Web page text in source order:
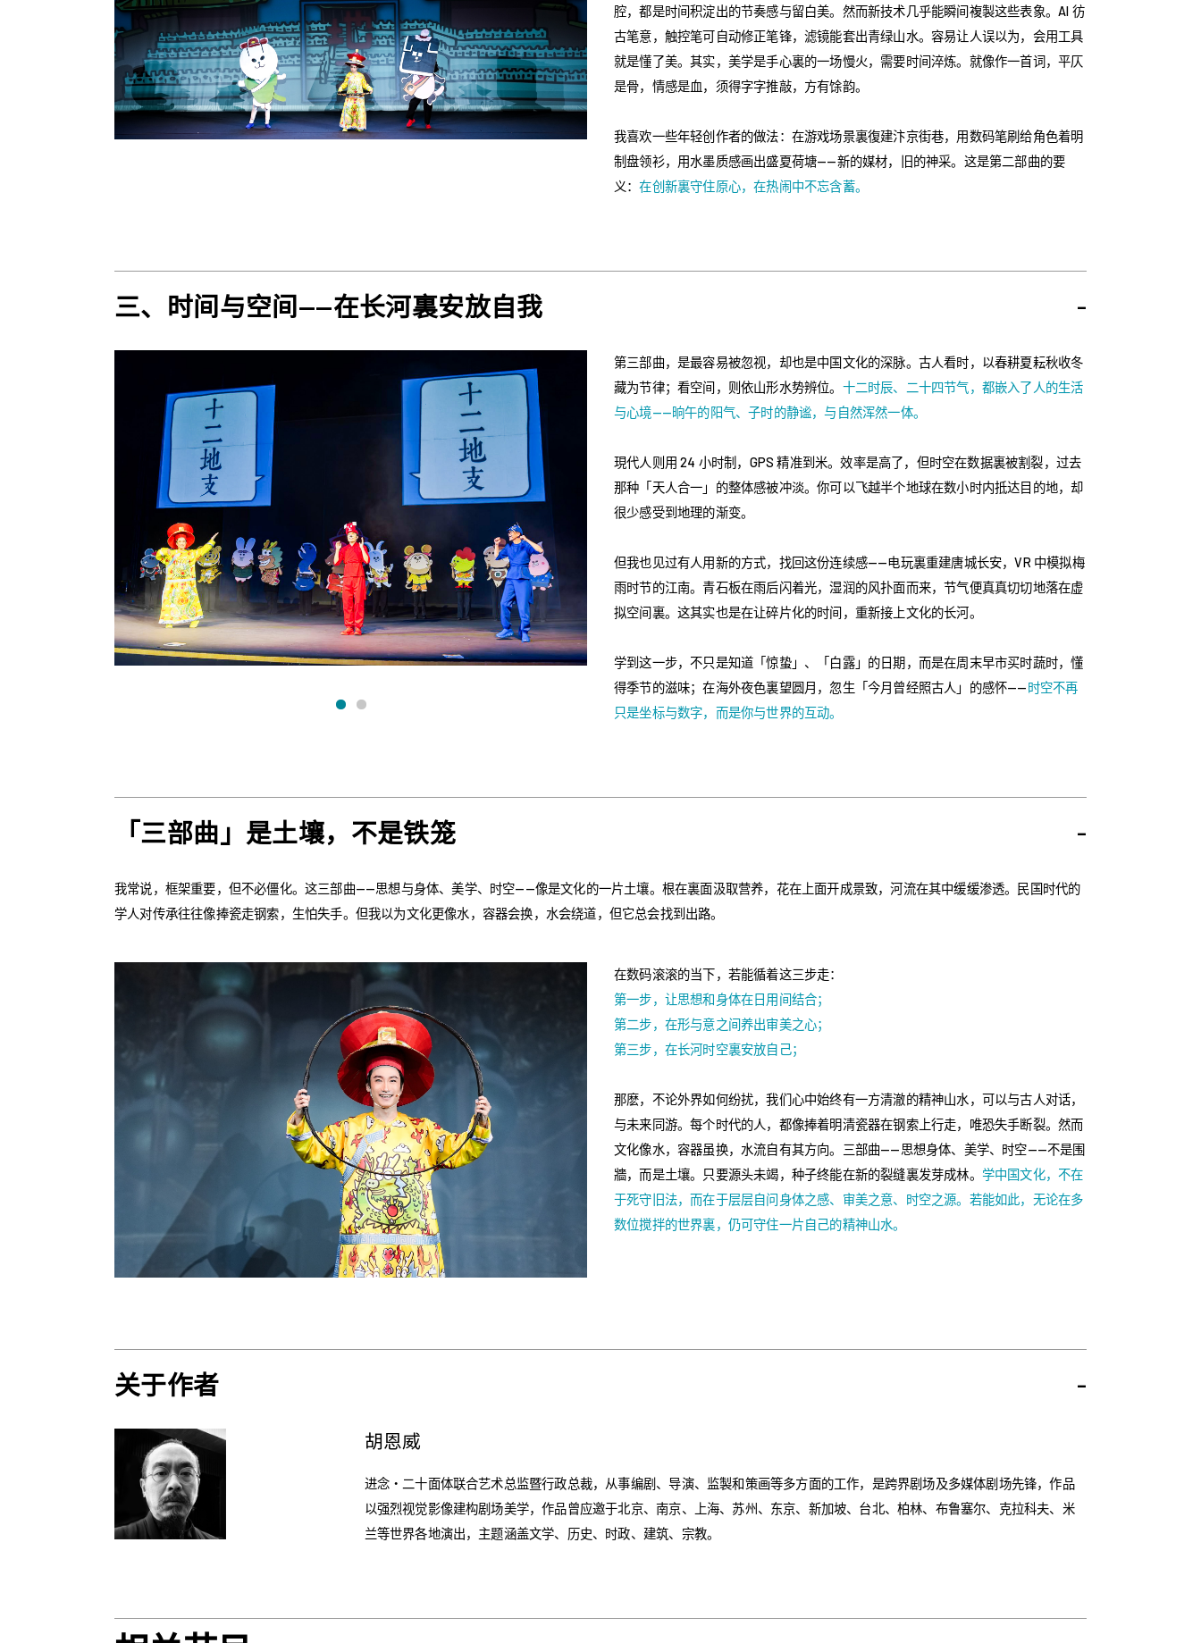
腔，都是时间积淀出的节奏感与留白美。然而新技术几乎能瞬间複製这些表象。AI 彷
古笔意，触控笔可自动修正笔锋，滤镜能套出青绿山水。容易让人误以为，会用工具
就是懂了美。其实，美学是手心裏的一场慢火，需要时间淬炼。就像作一首词，平仄
是骨，情感是血，须得字字推敲，方有馀韵。
我喜欢一些年轻创作者的做法：在游戏场景裏復建汴京街巷，用数码笔刷给角色着明
制盘领衫，用水墨质感画出盛夏荷塘——新的媒材，旧的神采。这是第二部曲的要
义：在创新裏守住原心，在热闹中不忘含蓄。
三、时间与空间——在长河裏安放自我 -
第三部曲，是最容易被忽视，却也是中国文化的深脉。古人看时，以春耕夏耘秋收冬
藏为节律；看空间，则依山形水势辨位。 十二时辰、二十四节气，都嵌入了人的生活
与心境——晌午的阳气、子时的静谧，与自然浑然一体。
現代人则用 24 小时制，GPS 精准到米。效率是高了，但时空在数据裏被割裂，过去
那种「天人合一」的整体感被冲淡。你可以飞越半个地球在数小时内抵达目的地，却
很少感受到地理的渐变。
但我也见过有人用新的方式，找回这份连续感——电玩裏重建唐城长安，VR 中模拟梅
雨时节的江南。青石板在雨后闪着光，湿润的风扑面而来，节气便真真切切地落在虚
拟空间裏。这其实也是在让碎片化的时间，重新接上文化的长河。
学到这一步，不只是知道「惊蛰」、「白露」的日期，而是在周末早市买时蔬时，懂
得季节的滋味；在海外夜色裏望圆月，忽生「今月曾经照古人」的感怀——时空不再
只是坐标与数字，而是你与世界的互动。
「三部曲」是土壤，不是铁笼 -
我常说，框架重要，但不必僵化。这三部曲——思想与身体、美学、时空——像是文化的一片土壤。根在裏面汲取营养，花在上面开成景致，河流在其中缓缓渗透。民国时代的
学人对传承往往像捧瓷走钢索，生怕失手。但我以为文化更像水，容器会换，水会绕道，但它总会找到出路。
在数码滚滚的当下，若能循着这三步走：
第一步，让思想和身体在日用间结合；
第二步，在形与意之间养出审美之心；
第三步，在长河时空裏安放自己；
那麽，不论外界如何纷扰，我们心中始终有一方清澈的精神山水，可以与古人对话，
与未来同游。每个时代的人，都像捧着明清瓷器在钢索上行走，唯恐失手断裂。然而
文化像水，容器虽换，水流自有其方向。三部曲——思想身体、美学、时空——不是围
牆，而是土壤。只要源头未竭，种子终能在新的裂缝裏发芽成林。 学中国文化，不在
于死守旧法，而在于层层自问身体之感、审美之意、时空之源。若能如此，无论在多
数位搅拌的世界裏，仍可守住一片自己的精神山水。
关于作者 -
胡恩威
进念・二十面体联合艺术总监暨行政总裁，从事编剧、导演、监製和策画等多方面的工作，是跨界剧场及多媒体剧场先锋，作品
以强烈视觉影像建构剧场美学，作品曾应邀于北京、南京、上海、苏州、东京、新加坡、台北、柏林、布鲁塞尔、克拉科夫、米
兰等世界各地演出，主题涵盖文学、历史、时政、建筑、宗教。